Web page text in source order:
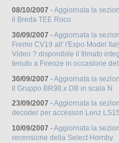
08/10/2007 -Aggiornata la
il Breda TEE Roco.
30/09/2007 -Aggiornata la
Fremo CV19 all' l'Expo Model
Video ? disponibile il filmato
tenuto a Firenze in occasione
30/09/2007 -Aggiornata la
il Gruppo BR98.x DB in scala N.
23/09/2007 -Aggiornata la
decoder per accessori Lenz
10/09/2007 -Aggiornata la
recensione della Select Hornby.